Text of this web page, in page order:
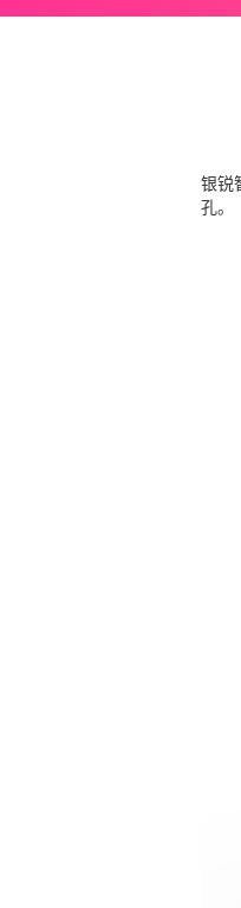
银锐
孔。